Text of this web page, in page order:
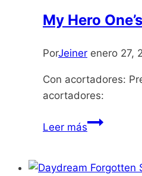
My Hero
PorJeiner enero 27,
Con acortadores:
acortadores:
Leer másMy
Justice